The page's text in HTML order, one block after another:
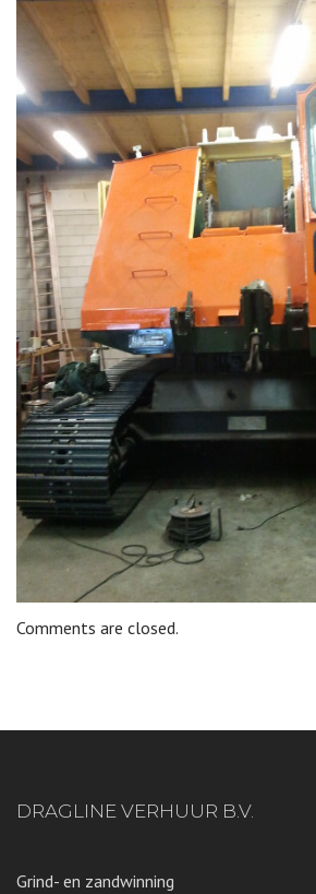
Comments are closed.
DRAGLINE VERHUUR B.V.
Grind- en zandwinning